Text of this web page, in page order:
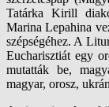
Tatárka Kirill
Marina Lepahina
szépségéhez. A
Eucharisztiát egy
mutatták be,
magyar, orosz,